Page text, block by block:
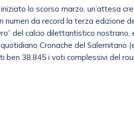
lo scorso marzo, un’attesa
numeri da record la terza edizione
del calcio dilettantistico nostrano,
Cronache del Salernitano
ben 38.845 i voti complessivi del